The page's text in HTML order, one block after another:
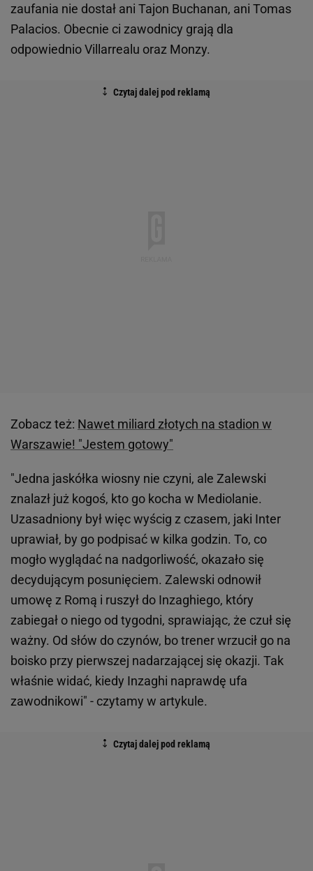
zaufania nie dostał ani Tajon Buchanan, ani Tomas
Palacios. Obecnie ci zawodnicy grają dla
odpowiednio Villarrealu oraz Monzy.
Zobacz też: Nawet miliard złotych na stadion w
Warszawie! "Jestem gotowy"
"Jedna jaskółka wiosny nie czyni, ale Zalewski
znalazł już kogoś, kto go kocha w Mediolanie.
Uzasadniony był więc wyścig z czasem, jaki Inter
uprawiał, by go podpisać w kilka godzin. To, co
mogło wyglądać na nadgorliwość, okazało się
decydującym posunięciem. Zalewski odnowił
umowę z Romą i ruszył do Inzaghiego, który
zabiegał o niego od tygodni, sprawiając, że czuł się
ważny. Od słów do czynów, bo trener wrzucił go na
boisko przy pierwszej nadarzającej się okazji. Tak
właśnie widać, kiedy Inzaghi naprawdę ufa
zawodnikowi" - czytamy w artykule.